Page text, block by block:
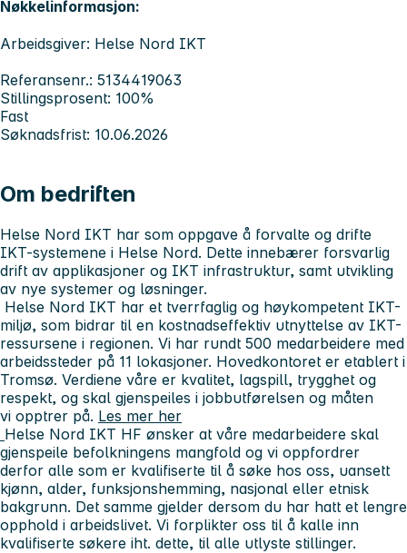
Nøkkelinformasjon:
Arbeidsgiver: Helse Nord IKT
Referansenr.: 5134419063
Stillingsprosent: 100%
Fast
Søknadsfrist: 10.06.2026
Om bedriften
Helse Nord IKT har som oppgave å forvalte og drifte
IKT-systemene i Helse Nord. Dette innebærer forsvarlig
drift av applikasjoner og IKT infrastruktur, samt utvikling
av nye systemer og løsninger.
Helse Nord IKT har et tverrfaglig og høykompetent IKT-
miljø, som bidrar til en kostnadseffektiv utnyttelse av IKT-
ressursene i regionen. Vi har rundt 500 medarbeidere med
arbeidssteder på 11 lokasjoner. Hovedkontoret er etablert i
Tromsø. Verdiene våre er kvalitet, lagspill, trygghet og
respekt, og skal gjenspeiles i jobbutførelsen og måten
vi opptrer på. Les mer her
Helse Nord IKT HF ønsker at våre medarbeidere skal
gjenspeile befolkningens mangfold og vi oppfordrer
derfor alle som er kvalifiserte til å søke hos oss, uansett
kjønn, alder, funksjonshemming, nasjonal eller etnisk
bakgrunn. Det samme gjelder dersom du har hatt et lengre
opphold i arbeidslivet. Vi forplikter oss til å kalle inn
kvalifiserte søkere iht. dette, til alle utlyste stillinger.